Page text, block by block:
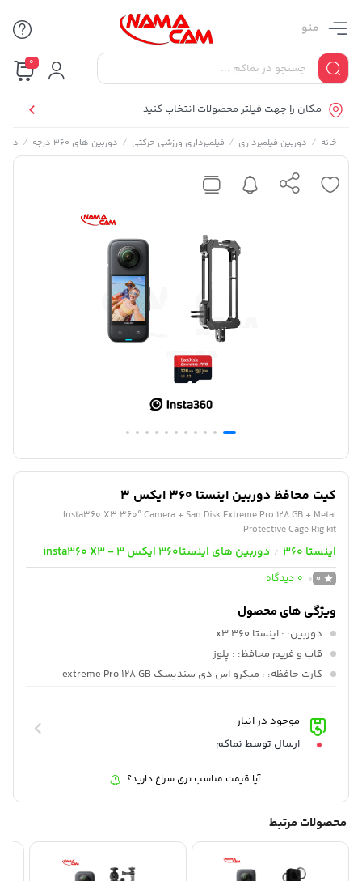
منو
0
مکان را جهت فیلتر محصولات انتخاب کنید
خانه / دوربین فیلمبرداری / فیلمبرداری ورزشی حرکتی / دوربین های 360 درجه / دوربین 360
کیت محافظ دوربین اینستا 360 ایکس 3
Insta360 X3 360° Camera + San Disk Extreme Pro 128 GB + Metal
Protective Cage Rig kit
اینستا 360 / دوربین های اینستا360 ایکس 3 - insta360 X3
0
0 دیدگاه
ویژگی های محصول
دوربین: : اینستا 360 x3
قاب و فریم محافظ: : پلوز
کارت حافظه: : میکرو اس دی سندیسک extreme Pro 128 GB
موجود در انبار
ارسال توسط نماکم
آیا قیمت مناسب تری سراغ دارید؟
محصولات مرتبط